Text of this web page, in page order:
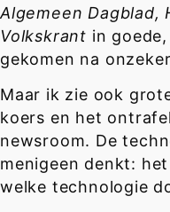
Algemeen Dagblad,
Volkskrant in
gekomen na
Maar ik zie ook
koers en het
newsroom. De
menigeen denkt:
welke technologie